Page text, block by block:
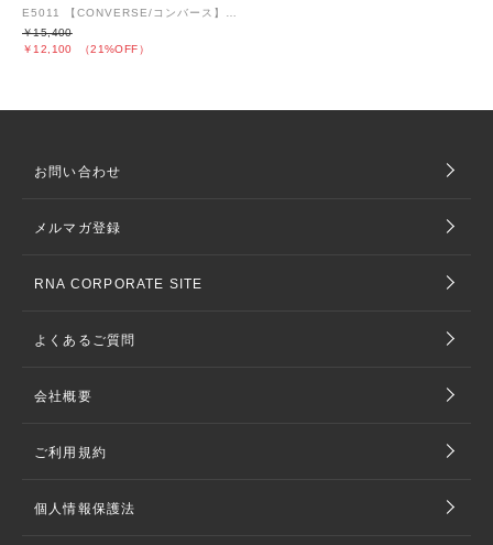
￥12,100 （21%OFF）
￥15,400
お問い合わせ
メルマガ登録
RNA CORPORATE SITE
よくあるご質問
会社概要
ご利用規約
個人情報保護法